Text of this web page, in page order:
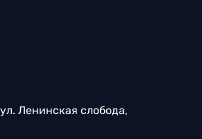
Ленинская слобода,